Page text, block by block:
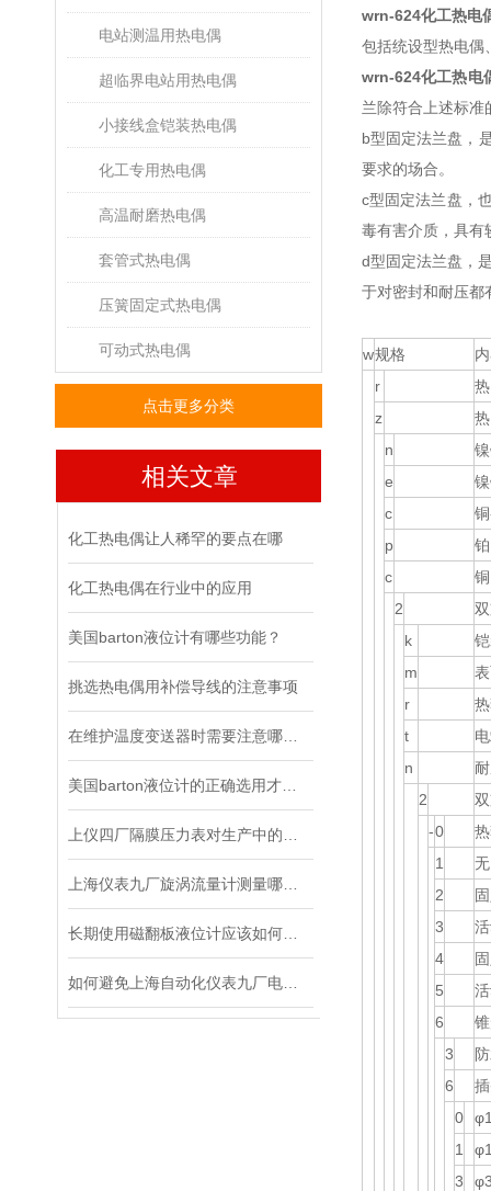
电站测温用热电偶
超临界电站用热电偶
小接线盒铠装热电偶
化工专用热电偶
高温耐磨热电偶
套管式热电偶
压簧固定式热电偶
可动式热电偶
点击更多分类
相关文章
化工热电偶让人稀罕的要点在哪
化工热电偶在行业中的应用
美国barton液位计有哪些功能？
挑选热电偶用补偿导线的注意事项
wrn-624化工热电
包括统设型热电偶
wrn-624化工热电
兰除符合上述标准
b型固定法兰盘，
要求的场合。
c型固定法兰盘，
毒有害介质，具有
d型固定法兰盘，
于对密封和耐压都
w规格
r
z
n
e
c
p
c
2
k
m
r
t
n
2
-0
1
2
3
4
5
6
3
6
0
1
3